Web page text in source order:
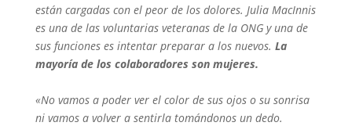
están cargadas con el peor de los dolores. Julia MacInnis
es una de las voluntarias veteranas de la ONG y una de
sus funciones es intentar preparar a los nuevos. La
mayoría de los colaboradores son mujeres.
«No vamos a poder ver el color de sus ojos o su sonrisa
ni vamos a volver a sentirla tomándonos un dedo.